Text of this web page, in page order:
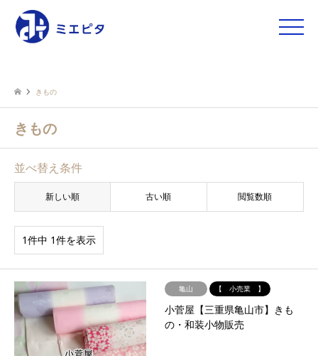
toggle
きもの
きもの
並べ替え条件
新しい順 古い順 閲覧数順
1件中 1件を表示
亀山 【 小売業 】
小菅屋【三重県亀山市】きも
の・和装小物販売